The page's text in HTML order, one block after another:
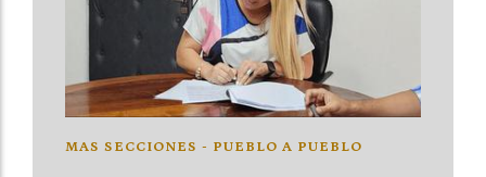
MAS SECCIONES - PUEBLO A PUEBLO